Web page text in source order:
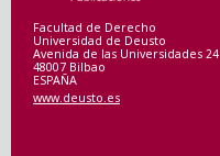
Facultad de Derecho
Universidad de Deusto
Avenida de las Universidades 24
48007 Bilbao
ESPAÑA
www.deusto.es